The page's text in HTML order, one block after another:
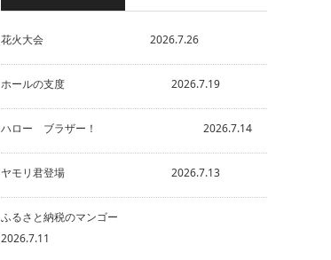
花火大会 2026.7.26
ホールの支度 2026.7.19
ハロー ブラザー！ 2026.7.14
ヤモリ君登場 2026.7.13
ふるさと納税のマンゴー
2026.7.11